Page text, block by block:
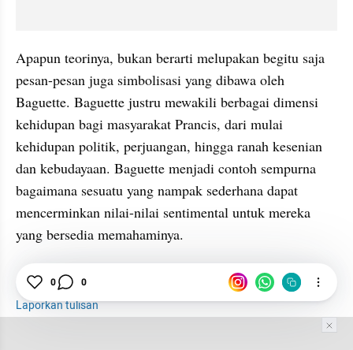
Apapun teorinya, bukan berarti melupakan begitu saja
pesan-pesan juga simbolisasi yang dibawa oleh
Baguette. Baguette justru mewakili berbagai dimensi
kehidupan bagi masyarakat Prancis, dari mulai
kehidupan politik, perjuangan, hingga ranah kesenian
dan kebudayaan. Baguette menjadi contoh sempurna
bagaimana sesuatu yang nampak sederhana dapat
mencerminkan nilai-nilai sentimental untuk mereka
yang bersedia memahaminya.
Prancis
Laporkan tulisan
0 0